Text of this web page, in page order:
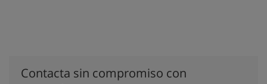
Contacta sin compromiso con